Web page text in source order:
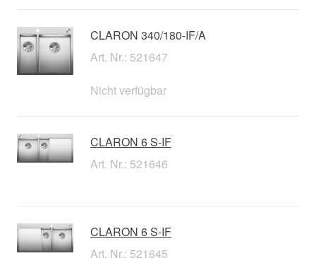
CLARON 340/180-IF/A
Art. Nr.: 521647
Nicht verfügbar
CLARON 6 S-IF
Art. Nr.: 521646
CLARON 6 S-IF
Art. Nr.: 521645